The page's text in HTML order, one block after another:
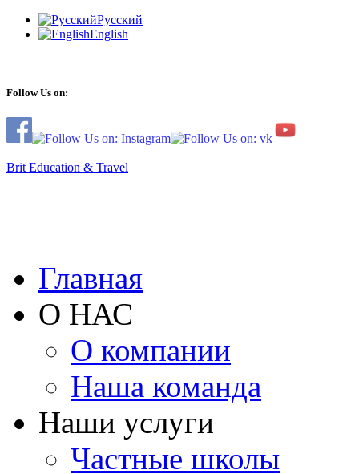
Русский
English
Follow Us on:
Brit Education & Travel
Главная
О НАС
О компании
Наша команда
Наши услуги
Частные школы